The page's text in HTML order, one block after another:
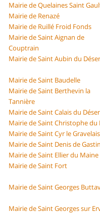
Mairie de Quelaines Saint
Mairie de Renazé
Mairie de Ruillé Froid Fonds
Mairie de Saint Aignan de
Couptrain
Mairie de Saint Aubin du
Mairie de Saint Baudelle
Mairie de Saint Berthevin la
Tannière
Mairie de Saint Calais du
Mairie de Saint Christophe du
Mairie de Saint Cyr le Gravelais
Mairie de Saint Denis de
Mairie de Saint Ellier du Maine
Mairie de Saint Fort
Mairie de Saint Georges
Mairie de Saint Georges sur